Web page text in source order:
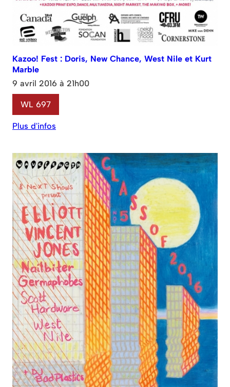
Kazoo! Fest : Doris, New Chance, West Nile et Kurt
Marble
9 avril 2016 à 21h00
WL 697
Plus d'infos